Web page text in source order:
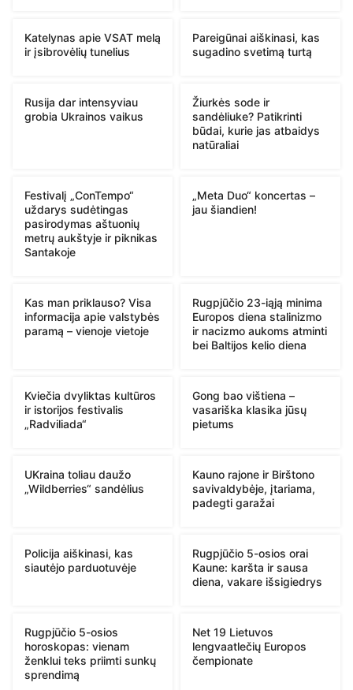
Katelynas apie VSAT melą
ir įsibrovėlių tunelius
Pareigūnai aiškinasi, kas
sugadino svetimą turtą
Rusija dar intensyviau
grobia Ukrainos vaikus
Žiurkės sode ir
sandėliuke? Patikrinti
būdai, kurie jas atbaidys
natūraliai
Festivalį „ConTempo“
uždarys sudėtingas
pasirodymas aštuonių
metrų aukštyje ir piknikas
Santakoje
„Meta Duo“ koncertas –
jau šiandien!
Kas man priklauso? Visa
informacija apie valstybės
paramą – vienoje vietoje
Rugpjūčio 23-iąją minima
Europos diena stalinizmo
ir nacizmo aukoms atminti
bei Baltijos kelio diena
Kviečia dvyliktas kultūros
ir istorijos festivalis
„Radviliada“
Gong bao vištiena –
vasariška klasika jūsų
pietums
UKraina toliau daužo
„Wildberries“ sandėlius
Kauno rajone ir Birštono
savivaldybėje, įtariama,
padegti garažai
Policija aiškinasi, kas
siautėjo parduotuvėje
Rugpjūčio 5-osios orai
Kaune: karšta ir sausa
diena, vakare išsigiedrys
Rugpjūčio 5-osios
horoskopas: vienam
ženklui teks priimti sunkų
sprendimą
Net 19 Lietuvos
lengvaatlečių Europos
čempionate